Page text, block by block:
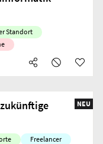
Standort
NEU
Freelancer